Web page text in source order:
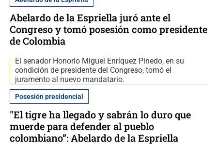
Abelardo de la Espriella juró ante el
Congreso y tomó posesión como presidente
de Colombia
El senador Honorio Miguel Enríquez Pinedo, en su
condición de presidente del Congreso, tomó el
juramento al nuevo mandatario.
Posesión presidencial
"El tigre ha llegado y sabrán lo duro que
muerde para defender al pueblo
colombiano”: Abelardo de la Espriella